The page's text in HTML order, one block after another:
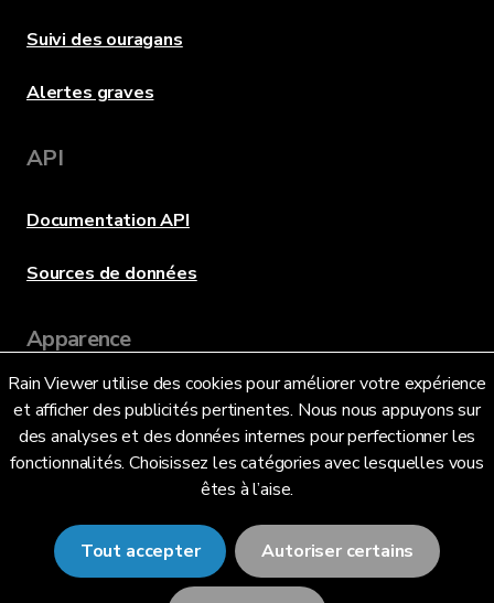
Rain Viewer utilise des cookies pour améliorer votre expérience
et afficher des publicités pertinentes. Nous nous appuyons sur
des analyses et des données internes pour perfectionner les
fonctionnalités. Choisissez les catégories avec lesquelles vous
êtes à l’aise.
Tout accepter Autoriser certains
Suivi des ouragans
Alertes graves
API
Documentation API
Sources de données
Apparence
Langue